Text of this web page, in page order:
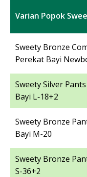
Varian Popok
Sweety Bronze
Perekat Bayi
Sweety Silver
Bayi L-18+2
Sweety Bronze
Bayi M-20
Sweety Bronze
S-36+2